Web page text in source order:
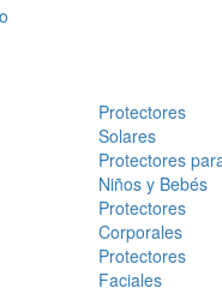
Protectores
Solares
Protectores
Niños y Bebés
Protectores
Corporales
Protectores
Faciales